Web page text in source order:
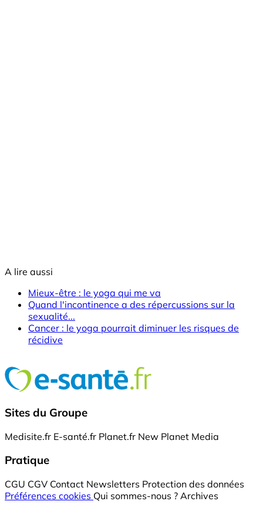
A lire aussi
Mieux-être : le yoga qui me va
Quand l'incontinence a des répercussions sur la
sexualité...
Cancer : le yoga pourrait diminuer les risques de
récidive
Sites du Groupe
Medisite.fr E-santé.fr Planet.fr New Planet Media
Pratique
CGU CGV Contact Newsletters Protection des données
Préférences cookies Qui sommes-nous ? Archives